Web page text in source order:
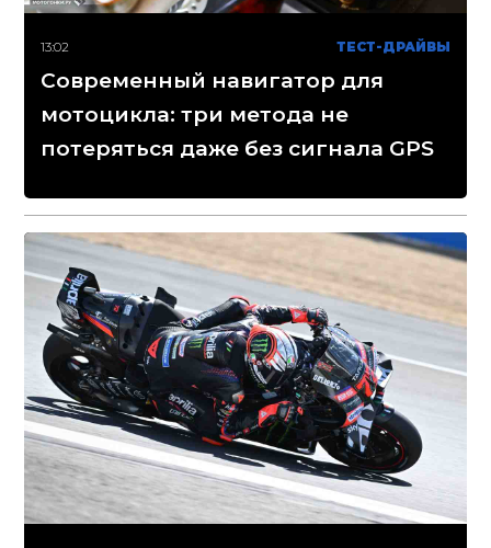
13:02 ТЕСТ-ДРАЙВЫ
Современный навигатор для
мотоцикла: три метода не
потеряться даже без сигнала GPS